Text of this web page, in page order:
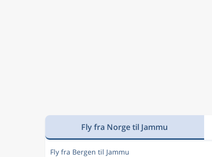
Fly fra Norge til Jammu
Fly fra Bergen til Jammu